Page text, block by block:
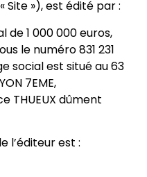
»), est édité par :
de 1 000 000 euros,
le numéro 831 231
social est situé au 63
7EME,
THUEUX dûment
l’éditeur est :